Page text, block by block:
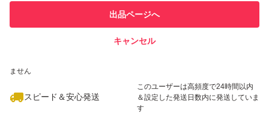
での取引実績があります
ません
スピード＆安心発送
このユーザーは高頻度で24時間以内
＆設定した発送日数内に発送していま
す
出品ページへ
キャンセル